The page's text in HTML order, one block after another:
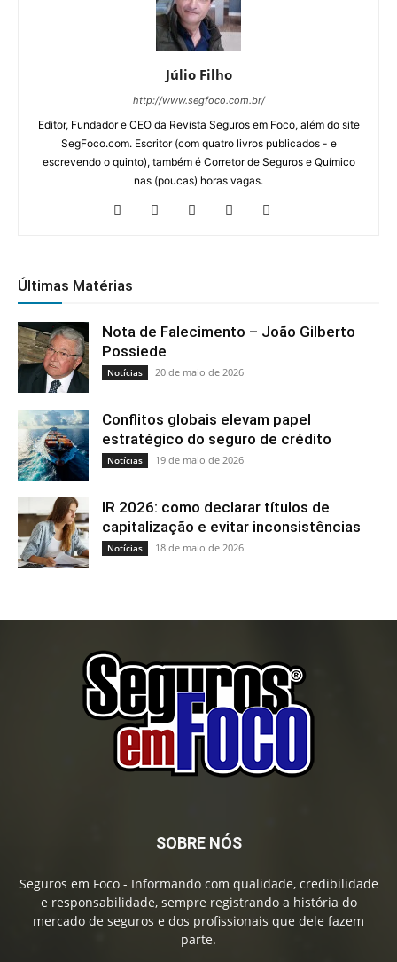
Júlio Filho
http://www.segfoco.com.br/
Editor, Fundador e CEO da Revista Seguros em Foco, além do site
SegFoco.com. Escritor (com quatro livros publicados - e
escrevendo o quinto), também é Corretor de Seguros e Químico
nas (poucas) horas vagas.
Últimas Matérias
Nota de Falecimento – João Gilberto
Possiede
Notícias 20 de maio de 2026
Conflitos globais elevam papel
estratégico do seguro de crédito
Notícias 19 de maio de 2026
IR 2026: como declarar títulos de
capitalização e evitar inconsistências
Notícias 18 de maio de 2026
SOBRE NÓS
Seguros em Foco - Informando com qualidade, credibilidade
e responsabilidade, sempre registrando a história do
mercado de seguros e dos profissionais que dele fazem
parte.